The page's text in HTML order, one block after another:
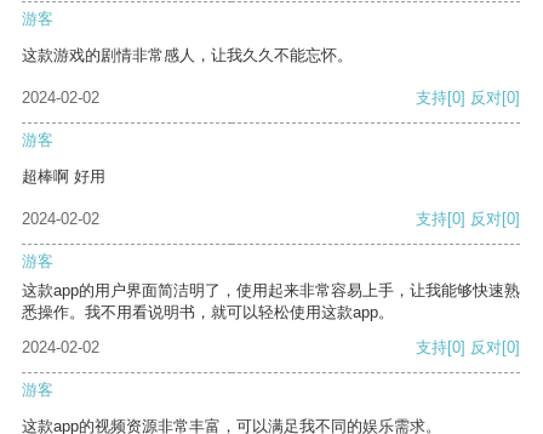
游客
这款游戏的剧情非常感人，让我久久不能忘怀。
2024-02-02 支持[0] 反对[0]
游客
超棒啊 好用
2024-02-02 支持[0] 反对[0]
游客
这款app的用户界面简洁明了，使用起来非常容易上手，让我能够快速熟
悉操作。我不用看说明书，就可以轻松使用这款app。
2024-02-02
支持[0] 反对[0]
游客
这款app的视频资源非常丰富，可以满足我不同的娱乐需求。